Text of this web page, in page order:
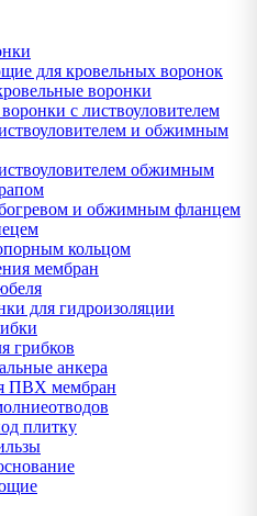
для кровельных воронок
воронки
с листвоуловителем
и обжимным
обжимным
и обжимным фланцем
кольцом
мембран
для гидроизоляции
грибков
анкера
ПВХ мембран
плитку